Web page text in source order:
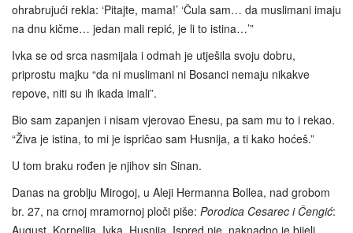
ohrabrujući rekla: ‘Pitajte, mama!’ ‘Čula sam… da muslimani imaju
na dnu kičme… jedan mali repić, je li to istina…’”
Ivka se od srca nasmijala i odmah je utješila svoju dobru,
priprostu majku “da ni muslimani ni Bosanci nemaju nikakve
repove, niti su ih ikada imali”.
Bio sam zapanjen i nisam vjerovao Enesu, pa sam mu to i rekao.
“Živa je istina, to mi je ispričao sam Husnija, a ti kako hoćeš.”
U tom braku rođen je njihov sin Sinan.
Danas na groblju Mirogoj, u Aleji Hermanna Bollea, nad grobom
br. 27, na crnoj mramornoj ploči piše: Porodica Cesarec i Čengić: